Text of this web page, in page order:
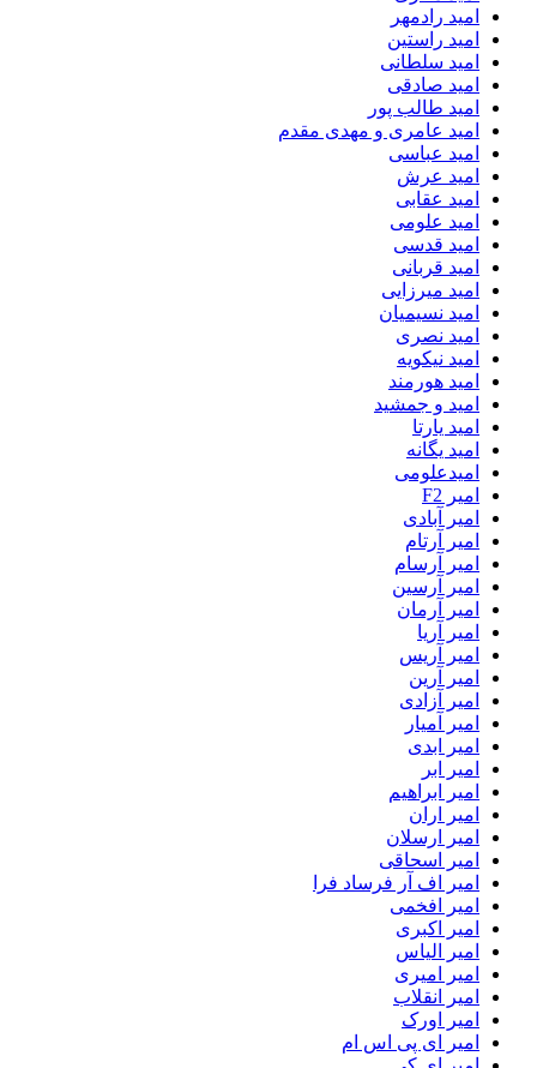
امید رادمهر
امید راستین
امید سلطانی
امید صادقی
امید طالب پور
امید عامری و مهدی مقدم
امید عباسی
امید عرش
امید عقابی
امید علومی
امید قدسی
امید قربانی
امید میرزایی
امید نسیمیان
امید نصری
امید نیکویه
امید هورمند
امید و جمشید
امید یارتا
امید یگانه
امیدعلومی
امیر F2
امیر آبادی
امیر آرتام
امیر آرسام
امیر آرسین
امیر آرمان
امیر آریا
امیر آریس
امیر آرین
امیر آزادی
امیر آمیار
امیر ابدی
امیر ابر
امیر ابراهیم
امیر اران
امیر ارسلان
امیر اسحاقی
امیر اف آر فرساد فرا
امیر افخمی
امیر اکبری
امیر الیاس
امیر امیری
امیر انقلاب
امیر اورک
امیر ای پی اس ام